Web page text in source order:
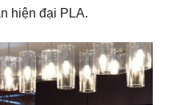
hiện đại PLA.